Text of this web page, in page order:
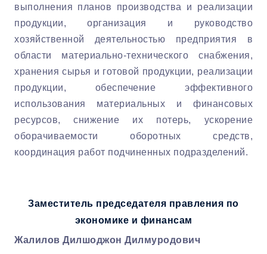
выполнения планов производства и реализации
продукции, организация и руководство
хозяйственной деятельностью предприятия в
области материально-технического снабжения,
хранения сырья и готовой продукции, реализации
продукции, обеспечение эффективного
использования материальных и финансовых
ресурсов, снижение их потерь, ускорение
оборачиваемости оборотных средств,
координация работ подчиненных подразделений.
Заместитель председателя правления по
экономике и финансам
Жалилов Дилшоджон Дилмуродович